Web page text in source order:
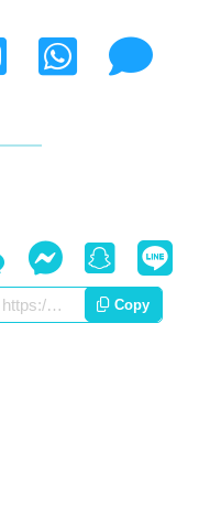
https://appscorporation.com/ko/about.html Copy